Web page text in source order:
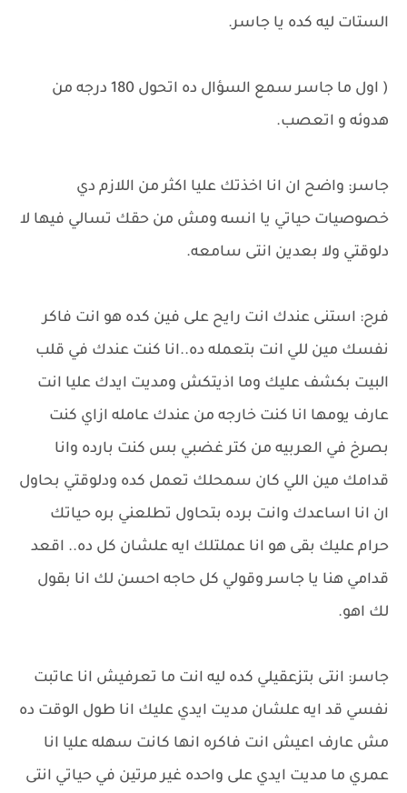
الستات ليه كده يا جاسر.
( اول ما جاسر سمع السؤال ده اتحول 180 درجه من
هدوئه و اتعصب.
جاسر: واضح ان انا اخذتك عليا اكثر من اللازم دي
خصوصيات حياتي يا انسه ومش من حقك تسالي فيها لا
دلوقتي ولا بعدين انتى سامعه.
فرح: استنى عندك انت رايح على فين كده هو انت فاكر
نفسك مين للي انت بتعمله ده..انا كنت عندك في قلب
البيت بكشف عليك وما اذيتكش ومديت ايدك عليا انت
عارف يومها انا كنت خارجه من عندك عامله ازاي كنت
بصرخ في العربيه من كتر غضبي بس كنت بارده وانا
قدامك مين اللي كان سمحلك تعمل كده ودلوقتي بحاول
ان انا اساعدك وانت برده بتحاول تطلعني بره حياتك
حرام عليك بقى هو انا عملتلك ايه علشان كل ده.. اقعد
قدامي هنا يا جاسر وقولي كل حاجه احسن لك انا بقول
لك اهو.
جاسر: انتى بتزعقيلي كده ليه انت ما تعرفيش انا عاتبت
نفسي قد ايه علشان مديت ايدي عليك انا طول الوقت ده
مش عارف اعيش انت فاكره انها كانت سهله عليا انا
عمري ما مديت ايدي على واحده غير مرتين في حياتي انتى